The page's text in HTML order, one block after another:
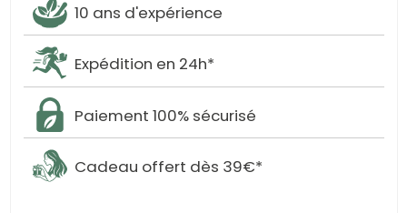
10 ans d'expérience
Expédition en 24h*
Paiement 100% sécurisé
Cadeau offert dès 39€*